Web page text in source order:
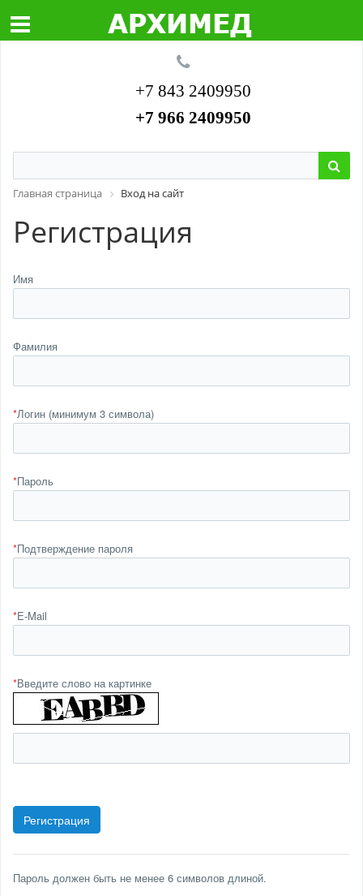
+7 843 2409950
+7 966 2409950
Главная страница Вход на сайт
Регистрация
Имя
Фамилия
*Логин (минимум 3 символа)
*Пароль
*Подтверждение пароля
*E-Mail
*Введите слово на картинке
Пароль должен быть не менее 6 символов длиной.